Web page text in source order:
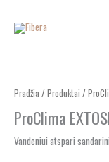
turinio
Pradžia / Produktai /
ProClima
Vandeniui atspari